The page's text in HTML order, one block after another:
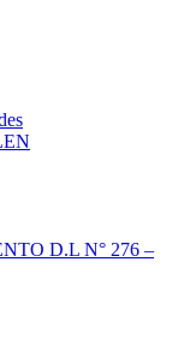
D.L N° 276 –